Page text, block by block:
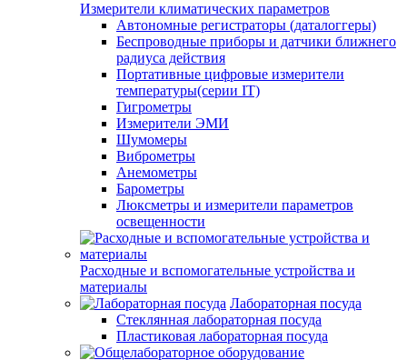
Измерители климатических параметров
Автономные регистраторы (даталоггеры)
Беспроводные приборы и датчики ближнего
радиуса действия
Портативные цифровые измерители
температуры(серии IT)
Гигрометры
Измерители ЭМИ
Шумомеры
Виброметры
Анемометры
Барометры
Люксметры и измерители параметров
освещенности
Расходные и вспомогательные устройства и
материалы
Лабораторная посуда
Стеклянная лабораторная посуда
Пластиковая лабораторная посуда